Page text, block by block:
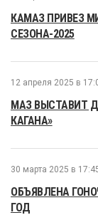
КАМАЗ ПРИВЕЗ
СЕЗОНА-2025
12 апреля 2025 в
МАЗ ВЫСТАВИТ
КАГАНА»
30 марта 2025 в
ОБЪЯВЛЕНА
ГОД